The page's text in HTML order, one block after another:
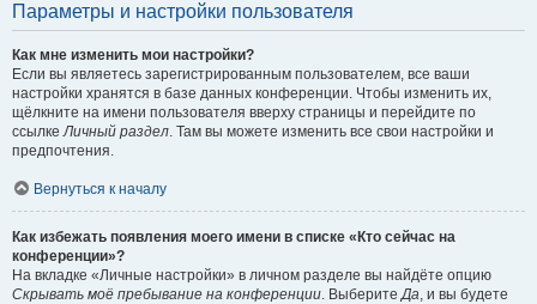
Параметры и настройки пользователя
Как мне изменить мои настройки?
Если вы являетесь зарегистрированным пользователем, все ваши
настройки хранятся в базе данных конференции. Чтобы изменить их,
щёлкните на имени пользователя вверху страницы и перейдите по
ссылкеЛичный раздел. Там вы можете изменить все свои настройки и
предпочтения.
Вернуться к началу
Как избежать появления моего имени в списке «Кто сейчас на
конференции»?
На вкладке «Личные настройки» в личном разделе вы найдёте опцию
Скрывать моё пребывание на конференции. ВыберитеДа, и вы будете